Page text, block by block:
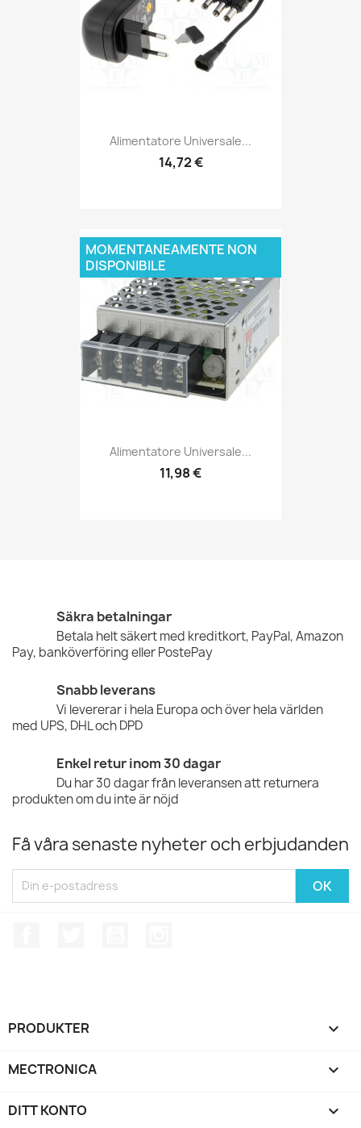
Alimentatore Universale...
14,72 €
Alimentatore Universale...
11,98 €
MOMENTANEAMENTE NON
DISPONIBILE
Säkra betalningar
Betala helt säkert med kreditkort, PayPal, Amazon
Pay, banköverföring eller PostePay
Snabb leverans
Vi levererar i hela Europa och över hela världen
med UPS, DHL och DPD
Enkel retur inom 30 dagar
Du har 30 dagar från leveransen att returnera
produkten om du inte är nöjd
Få våra senaste nyheter och erbjudanden
PRODUKTER 
MECTRONICA 
DITT KONTO 